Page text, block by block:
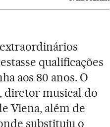
qualificações
aos 80 anos. O
diretor musical do
Viena, além de
substituiu o